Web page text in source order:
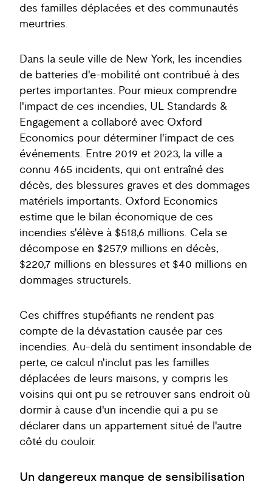
des familles déplacées et des communautés
meurtries.
Dans la seule ville de New York, les incendies
de batteries d'e-mobilité ont contribué à des
pertes importantes. Pour mieux comprendre
l'impact de ces incendies, UL Standards &
Engagement a collaboré avec Oxford
Economics pour déterminer l'impact de ces
événements. Entre 2019 et 2023, la ville a
connu 465 incidents, qui ont entraîné des
décès, des blessures graves et des dommages
matériels importants. Oxford Economics
estime que le bilan économique de ces
incendies s'élève à $518,6 millions. Cela se
décompose en $257,9 millions en décès,
$220,7 millions en blessures et $40 millions en
dommages structurels.
Ces chiffres stupéfiants ne rendent pas
compte de la dévastation causée par ces
incendies. Au-delà du sentiment insondable de
perte, ce calcul n'inclut pas les familles
déplacées de leurs maisons, y compris les
voisins qui ont pu se retrouver sans endroit où
dormir à cause d'un incendie qui a pu se
déclarer dans un appartement situé de l'autre
côté du couloir.
Un dangereux manque de sensibilisation